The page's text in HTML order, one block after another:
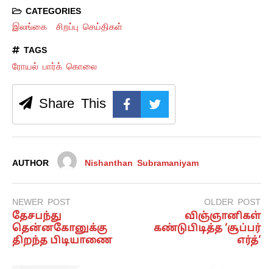
CATEGORIES
இலங்கை சிறப்பு செய்திகள்
TAGS
ரோயல் பார்க் கொலை
Share This
AUTHOR Nishanthan Subramaniyam
NEWER POST
தேசபந்து
தென்னகோனுக்கு
திறந்த பிடியாணை
OLDER POST
விஞ்ஞானிகள்
கண்டுபிடித்த ‘சூப்பர்
எர்த்’